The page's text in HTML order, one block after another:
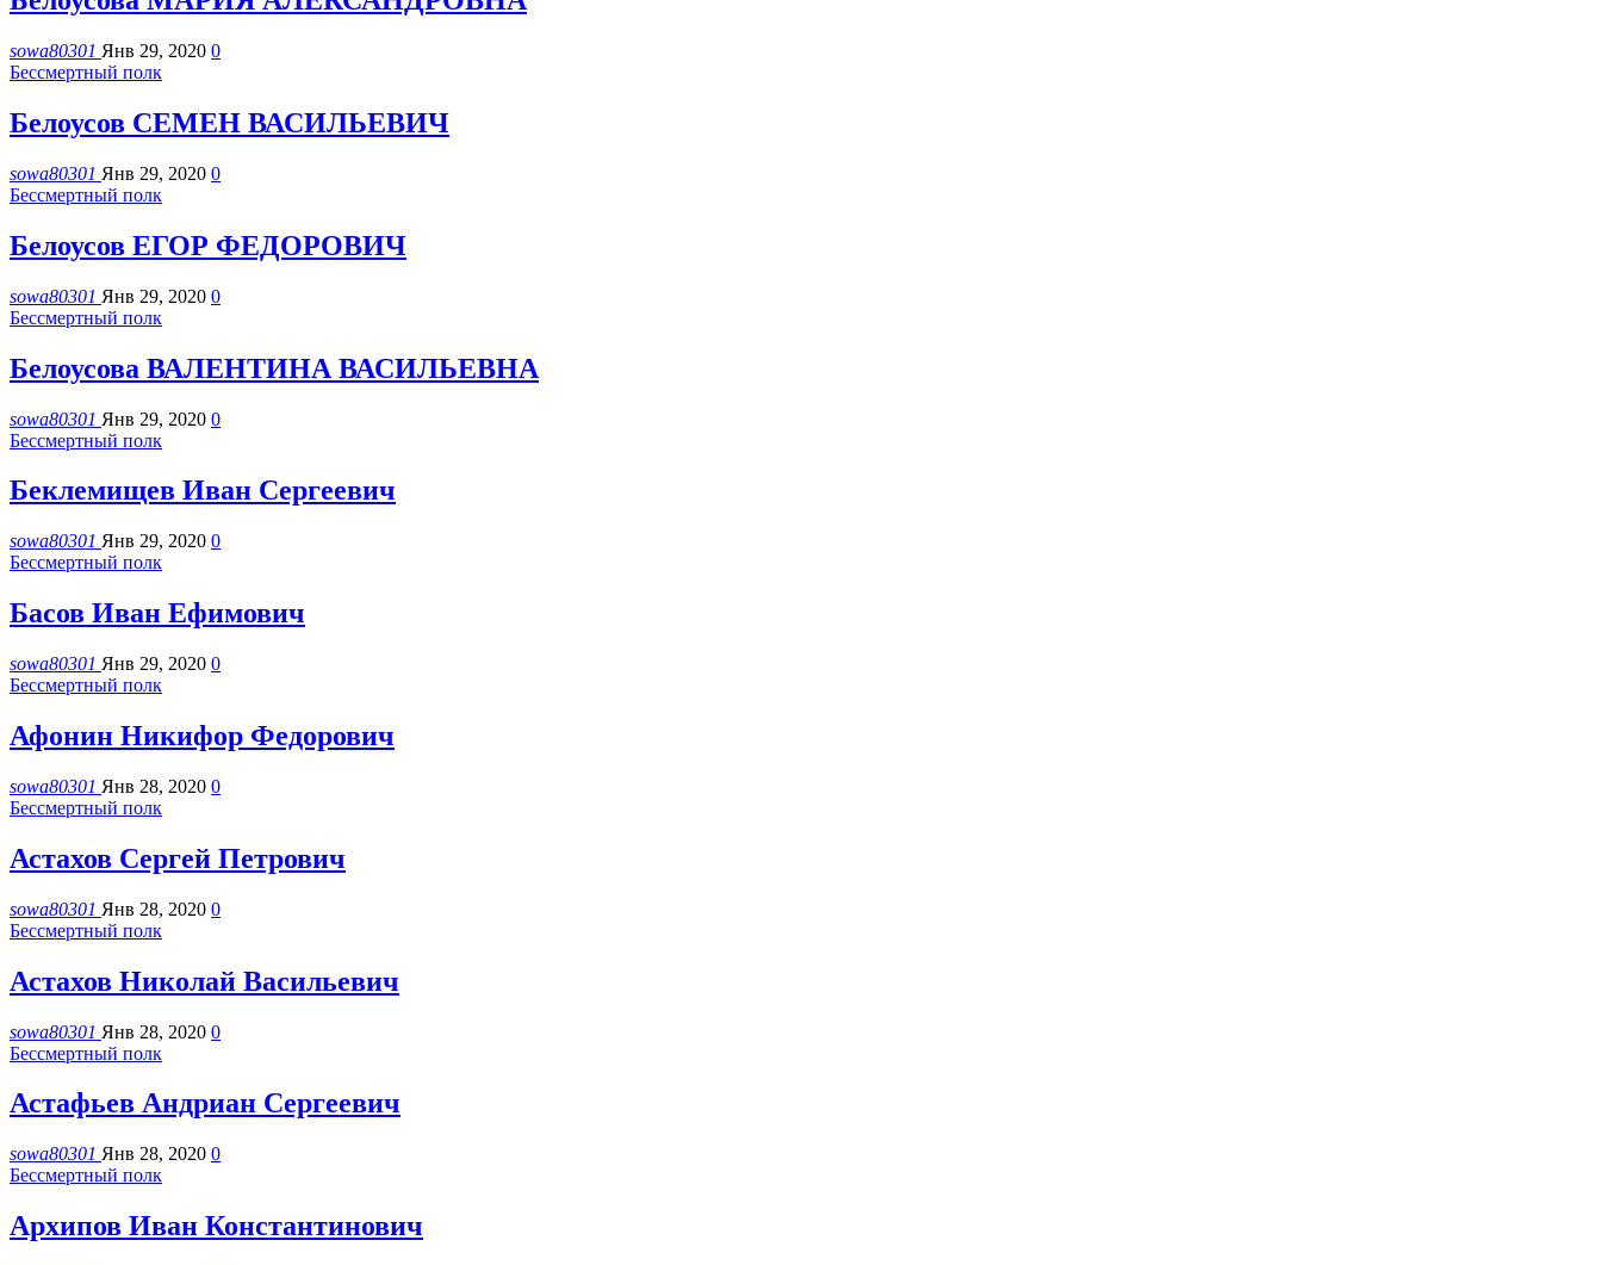
sowa80301 Янв 29, 2020 0
Бессмертный полк
Белоусов СЕМЕН ВАСИЛЬЕВИЧ
sowa80301 Янв 29, 2020 0
Бессмертный полк
Белоусов ЕГОР ФЕДОРОВИЧ
sowa80301 Янв 29, 2020 0
Бессмертный полк
Белоусова ВАЛЕНТИНА ВАСИЛЬЕВНА
sowa80301 Янв 29, 2020 0
Бессмертный полк
Беклемищев Иван Сергеевич
sowa80301 Янв 29, 2020 0
Бессмертный полк
Басов Иван Ефимович
sowa80301 Янв 29, 2020 0
Бессмертный полк
Афонин Никифор Федорович
sowa80301 Янв 28, 2020 0
Бессмертный полк
Астахов Сергей Петрович
sowa80301 Янв 28, 2020 0
Бессмертный полк
Астахов Николай Васильевич
sowa80301 Янв 28, 2020 0
Бессмертный полк
Астафьев Андриан Сергеевич
sowa80301 Янв 28, 2020 0
Бессмертный полк
Архипов Иван Константинович